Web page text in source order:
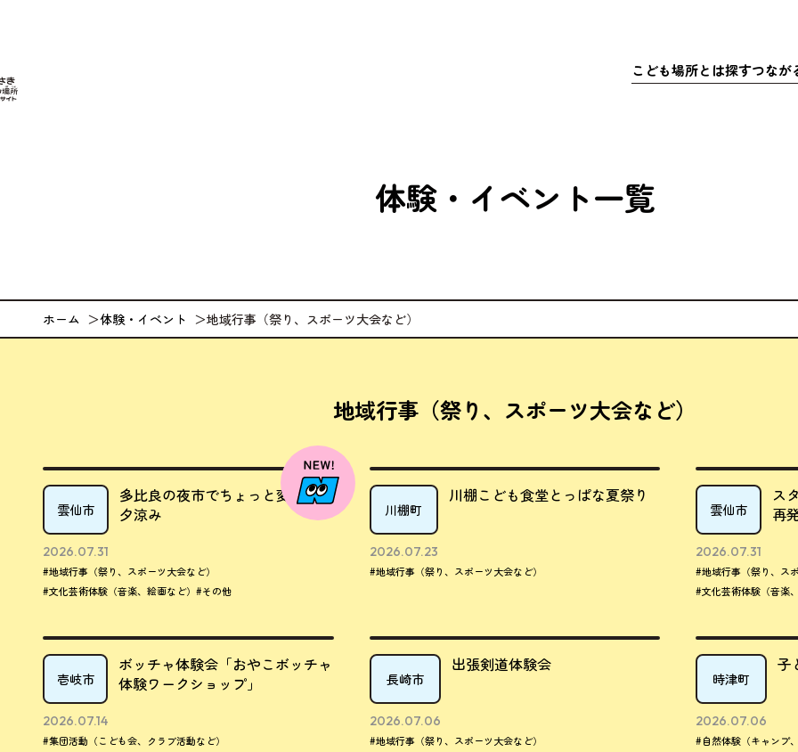
こども場所とは探すつなが
体験・イベント一覧
ホーム 体験・イベント 地域行事（祭り、スポーツ大会など）
地域行事（祭り、スポーツ大会など）
雲仙市
多比良の夜市でちょっと変わった
夕涼み
2026.07.31
#地域行事（祭り、スポーツ大会など）
#文化芸術体験（音楽、絵画など） #その他
川棚町
川棚こども食堂とっぱな夏祭り
2026.07.23
#地域行事（祭り、スポーツ大会など）
雲仙市
ス
再
2026.07.31
#地域行事（祭り、ス
#文化芸術体験（音楽
壱岐市
ボッチャ体験会「おやこボッチャ
体験ワークショップ」
2026.07.14
#集団活動（こども会、クラブ活動など）
長崎市
出張剣道体験会
2026.07.06
#地域行事（祭り、スポーツ大会など）
時津町
子
2026.07.06
#自然体験（キャンプ